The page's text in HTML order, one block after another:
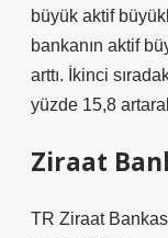
büyük aktif
bankanın aktif
arttı. İkinci
yüzde 15,8
Ziraat
TR Ziraat